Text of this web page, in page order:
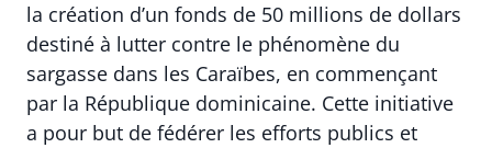
la création d’un fonds de 50 millions de dollars
destiné à lutter contre le phénomène du
sargasse dans les Caraïbes, en commençant
par la République dominicaine. Cette initiative
a pour but de fédérer les efforts publics et